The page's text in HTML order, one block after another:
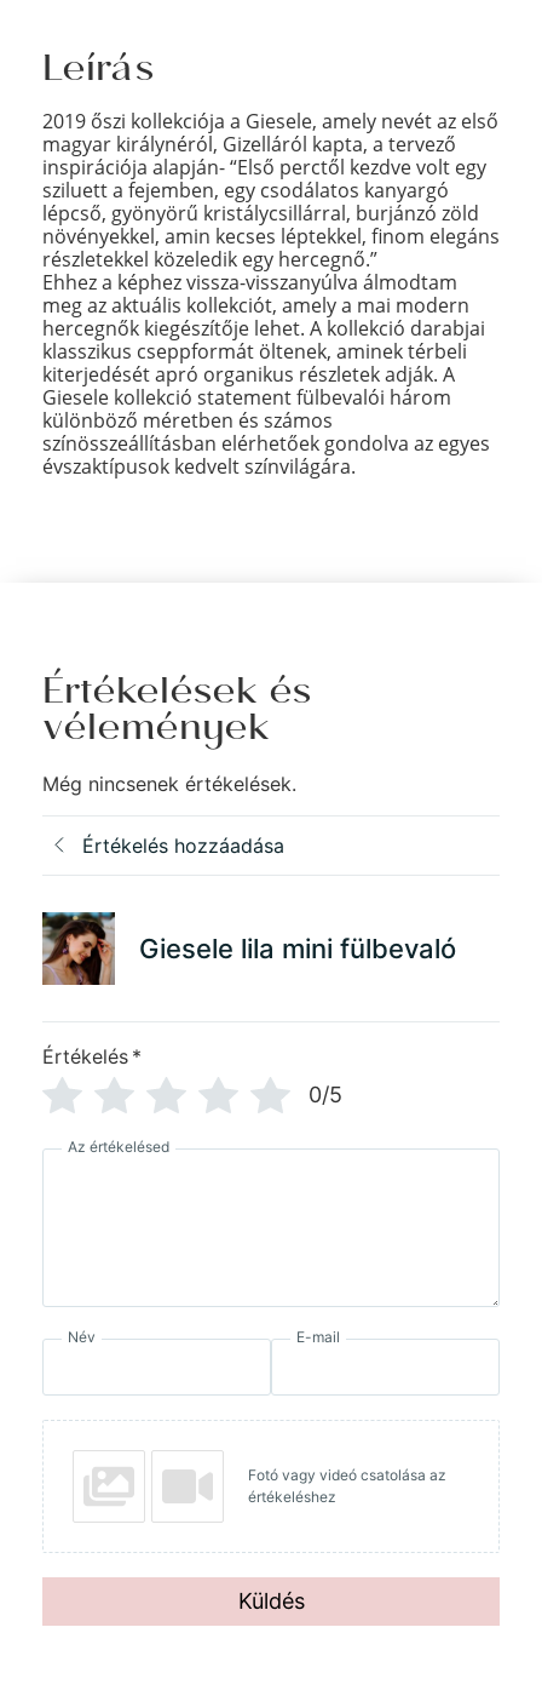
Leírás
2019 őszi kollekciója a Giesele, amely nevét az első
magyar királynéról, Gizelláról kapta, a tervező
inspirációja alapján- “Első perctől kezdve volt egy
sziluett a fejemben, egy csodálatos kanyargó
lépcső, gyönyörű kristálycsillárral, burjánzó zöld
növényekkel, amin kecses léptekkel, finom elegáns
részletekkel közeledik egy hercegnő.”
Ehhez a képhez vissza-visszanyúlva álmodtam
meg az aktuális kollekciót, amely a mai modern
hercegnők kiegészítője lehet. A kollekció darabjai
klasszikus cseppformát öltenek, aminek térbeli
kiterjedését apró organikus részletek adják. A
Giesele kollekció statement fülbevalói három
különböző méretben és számos
színösszeállításban elérhetőek gondolva az egyes
évszaktípusok kedvelt színvilágára.
Értékelések és
vélemények
Még nincsenek értékelések.
Értékelés hozzáadása
Giesele lila mini fülbevaló
Értékelés *
0/5
Az értékelésed
Név E-mail
Fotó vagy videó csatolása az
értékeléshez
Küldés